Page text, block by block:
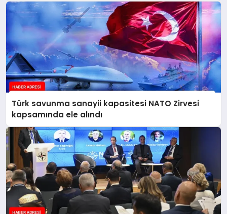
Türk savunma sanayii kapasitesi NATO Zirvesi
kapsamında ele alındı